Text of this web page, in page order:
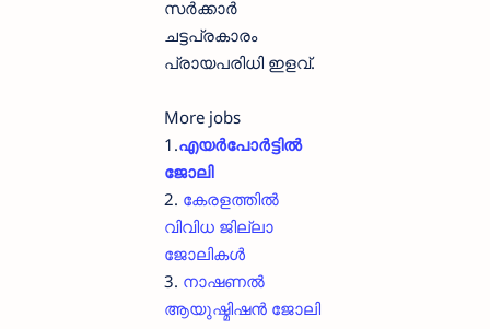
സർക്കാർ
ചട്ടപ്രകാരം
പ്രായപരിധി ഇളവ്.
More jobs
1.എയർപോർട്ടിൽ
ജോലി
2. കേരളത്തിൽ
വിവിധ ജില്ലാ
ജോലികൾ
3. നാഷണൽ
ആയുഷ്മിഷൻ ജോലി